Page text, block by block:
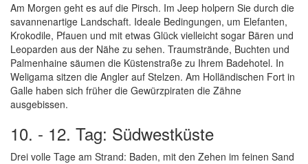
Am Morgen geht es auf die Pirsch. Im Jeep holpern Sie durch die
savannenartige Landschaft. Ideale Bedingungen, um Elefanten,
Krokodile, Pfauen und mit etwas Glück vielleicht sogar Bären und
Leoparden aus der Nähe zu sehen. Traumstrände, Buchten und
Palmenhaine säumen die Küstenstraße zu Ihrem Badehotel. In
Weligama sitzen die Angler auf Stelzen. Am Holländischen Fort in
Galle haben sich früher die Gewürzpiraten die Zähne
ausgebissen.
10. - 12. Tag: Südwestküste
Drei volle Tage am Strand: Baden, mit den Zehen im feinen Sand